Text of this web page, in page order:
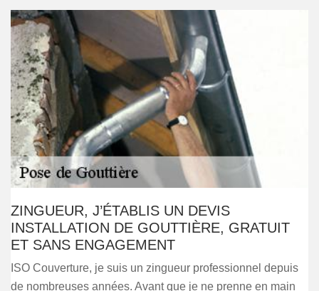
ZINGUEUR, J’ÉTABLIS UN DEVIS
INSTALLATION DE GOUTTIÈRE, GRATUIT
ET SANS ENGAGEMENT
ISO Couverture, je suis un zingueur professionnel depuis
de nombreuses années. Avant que je ne prenne en main